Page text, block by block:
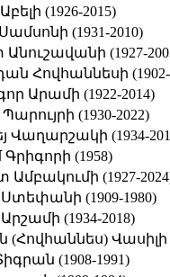
(1926-2015)
(1931-2010)
(1927-
Հովհաննեսի (1902-
Արամի (1922-2014)
(1930-2022)
Վաղարշակի (1934-
(1958)
(1927-
(1909-1980)
(1934-2018)
Վասիլի
(1908-1991)